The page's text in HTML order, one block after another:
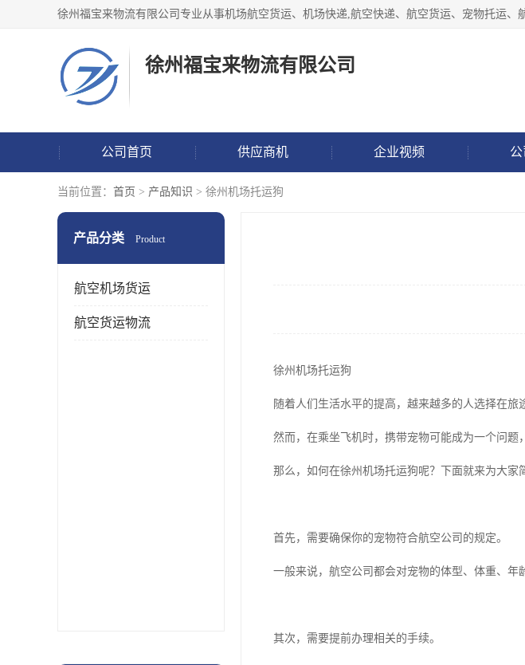
徐州福宝来物流有限公司
公司首页 供应商机 企业视频
当前位置： 首页 > 产品知识 > 徐州机场托运狗
产品分类 Product
航空机场货运
航空货运物流
徐州机场托运狗
随着人们生活水平的提高，越来越多的人选择在旅
然而，在乘坐飞机时，携带宠物可能成为一个问题
那么，如何在徐州机场托运狗呢？下面就来为大家
首先，需要确保你的宠物符合航空公司的规定。
一般来说，航空公司都会对宠物的体型、体重、年
其次，需要提前办理相关的手续。